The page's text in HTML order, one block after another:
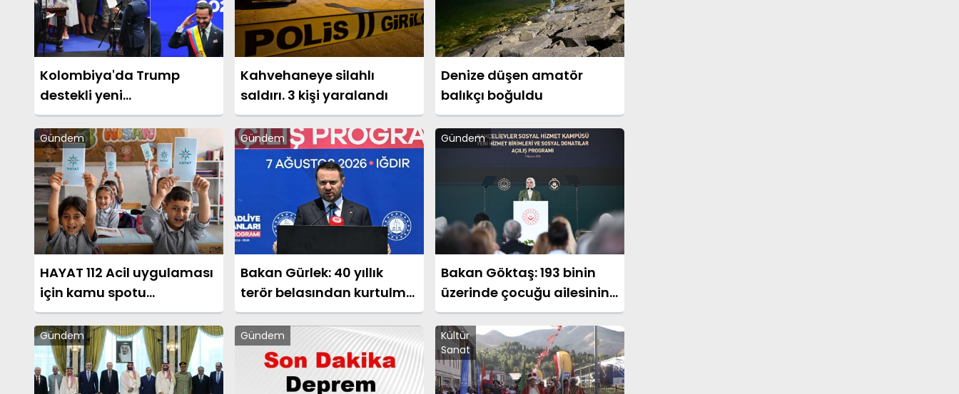
Kolombiya'da Trump
destekli yeni
cumhurbaşkanı göreve
başladı
Kahvehaneye silahlı
saldırı. 3 kişi yaralandı
Denize düşen amatör
balıkçı boğuldu
Gündem
HAYAT 112 Acil uygulaması
için kamu spotu
yayınlandı
Gündem
Bakan Gürlek: 40 yıllık
terör belasından kurtulma
arifesindeyiz
Gündem
Bakan Göktaş: 193 binin
üzerinde çocuğu ailesinin
yanında takip ediyoruz
Gündem Gündem
Kültür
Sanat